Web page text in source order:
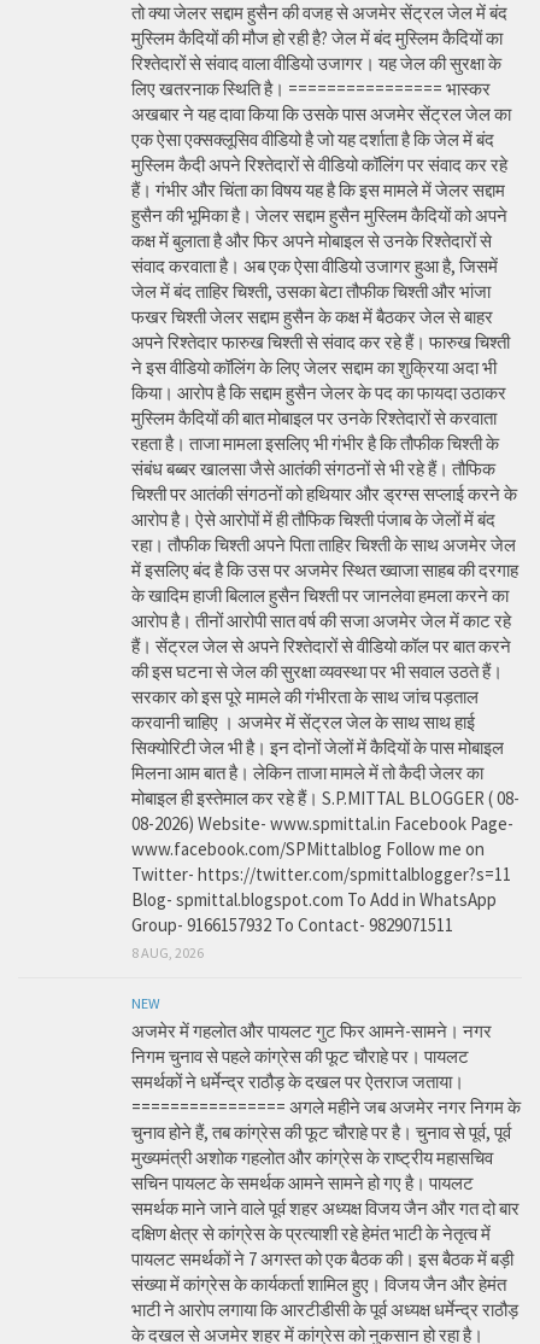
तो क्या जेलर सद्दाम हुसैन की वजह से अजमेर सेंट्रल जेल में बंद
मुस्लिम कैदियों की मौज हो रही है? जेल में बंद मुस्लिम कैदियों का
रिश्तेदारों से संवाद वाला वीडियो उजागर। यह जेल की सुरक्षा के
लिए खतरनाक स्थिति है। ================ भास्कर
अखबार ने यह दावा किया कि उसके पास अजमेर सेंट्रल जेल का
एक ऐसा एक्सक्लूसिव वीडियो है जो यह दर्शाता है कि जेल में बंद
मुस्लिम कैदी अपने रिश्तेदारों से वीडियो कॉलिंग पर संवाद कर रहे
हैं। गंभीर और चिंता का विषय यह है कि इस मामले में जेलर सद्दाम
हुसैन की भूमिका है। जेलर सद्दाम हुसैन मुस्लिम कैदियों को अपने
कक्ष में बुलाता है और फिर अपने मोबाइल से उनके रिश्तेदारों से
संवाद करवाता है। अब एक ऐसा वीडियो उजागर हुआ है, जिसमें
जेल में बंद ताहिर चिश्ती, उसका बेटा तौफीक चिश्ती और भांजा
फखर चिश्ती जेलर सद्दाम हुसैन के कक्ष में बैठकर जेल से बाहर
अपने रिश्तेदार फारुख चिश्ती से संवाद कर रहे हैं। फारुख चिश्ती
ने इस वीडियो कॉलिंग के लिए जेलर सद्दाम का शुक्रिया अदा भी
किया। आरोप है कि सद्दाम हुसैन जेलर के पद का फायदा उठाकर
मुस्लिम कैदियों की बात मोबाइल पर उनके रिश्तेदारों से करवाता
रहता है। ताजा मामला इसलिए भी गंभीर है कि तौफीक चिश्ती के
संबंध बब्बर खालसा जैसे आतंकी संगठनों से भी रहे हैं। तौफिक
चिश्ती पर आतंकी संगठनों को हथियार और ड्रग्स सप्लाई करने के
आरोप है। ऐसे आरोपों में ही तौफिक चिश्ती पंजाब के जेलों में बंद
रहा। तौफीक चिश्ती अपने पिता ताहिर चिश्ती के साथ अजमेर जेल
में इसलिए बंद है कि उस पर अजमेर स्थित ख्वाजा साहब की दरगाह
के खादिम हाजी बिलाल हुसैन चिश्ती पर जानलेवा हमला करने का
आरोप है। तीनों आरोपी सात वर्ष की सजा अजमेर जेल में काट रहे
हैं। सेंट्रल जेल से अपने रिश्तेदारों से वीडियो कॉल पर बात करने
की इस घटना से जेल की सुरक्षा व्यवस्था पर भी सवाल उठते हैं।
सरकार को इस पूरे मामले की गंभीरता के साथ जांच पड़ताल
करवानी चाहिए । अजमेर में सेंट्रल जेल के साथ साथ हाई
सिक्योरिटी जेल भी है। इन दोनों जेलों में कैदियों के पास मोबाइल
मिलना आम बात है। लेकिन ताजा मामले में तो कैदी जेलर का
मोबाइल ही इस्तेमाल कर रहे हैं। S.P.MITTAL BLOGGER ( 08-
08-2026) Website- www.spmittal.in Facebook Page-
www.facebook.com/SPMittalblog Follow me on
Twitter- https://twitter.com/spmittalblogger?s=11
Blog- spmittal.blogspot.com To Add in WhatsApp
Group- 9166157932 To Contact- 9829071511
8 AUG, 2026
NEW
अजमेर में गहलोत और पायलट गुट फिर आमने-सामने। नगर
निगम चुनाव से पहले कांग्रेस की फूट चौराहे पर। पायलट
समर्थकों ने धर्मेन्द्र राठौड़ के दखल पर ऐतराज जताया।
================ अगले महीने जब अजमेर नगर निगम के
चुनाव होने हैं, तब कांग्रेस की फूट चौराहे पर है। चुनाव से पूर्व, पूर्व
मुख्यमंत्री अशोक गहलोत और कांग्रेस के राष्ट्रीय महासचिव
सचिन पायलट के समर्थक आमने सामने हो गए है। पायलट
समर्थक माने जाने वाले पूर्व शहर अध्यक्ष विजय जैन और गत दो बार
दक्षिण क्षेत्र से कांग्रेस के प्रत्याशी रहे हेमंत भाटी के नेतृत्व में
पायलट समर्थकों ने 7 अगस्त को एक बैठक की। इस बैठक में बड़ी
संख्या में कांग्रेस के कार्यकर्ता शामिल हुए। विजय जैन और हेमंत
भाटी ने आरोप लगाया कि आरटीडीसी के पूर्व अध्यक्ष धर्मेन्द्र राठौड़
के दखल से अजमेर शहर में कांग्रेस को नुकसान हो रहा है।